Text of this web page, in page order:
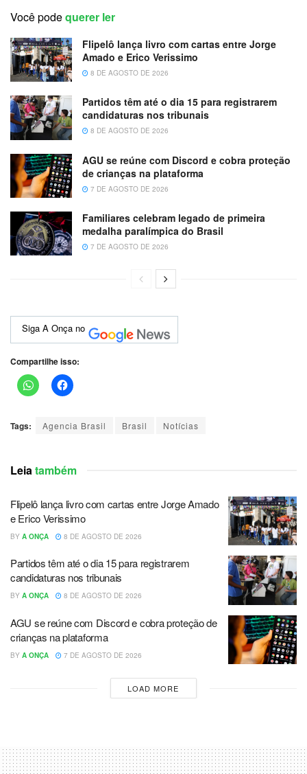
Você podequerer ler
Flipelô lança livro com cartas entre Jorge
Amado e Erico Verissimo
8 DE AGOSTO DE 2026
Partidos têm até o dia 15 para registrarem
candidaturas nos tribunais
8 DE AGOSTO DE 2026
AGU se reúne com Discord e cobra proteção
de crianças na plataforma
7 DE AGOSTO DE 2026
Familiares celebram legado de primeira
medalha paralímpica do Brasil
7 DE AGOSTO DE 2026
Siga A Onça no
Compartilhe isso:
Tags: Agencia Brasil Brasil Notícias
Leiatambém
Flipelô lança livro com cartas entre Jorge Amado
e Erico Verissimo
BY A ONÇA 8 DE AGOSTO DE 2026
Partidos têm até o dia 15 para registrarem
candidaturas nos tribunais
BY A ONÇA 8 DE AGOSTO DE 2026
AGU se reúne com Discord e cobra proteção de
crianças na plataforma
BY A ONÇA 7 DE AGOSTO DE 2026
LOAD MORE